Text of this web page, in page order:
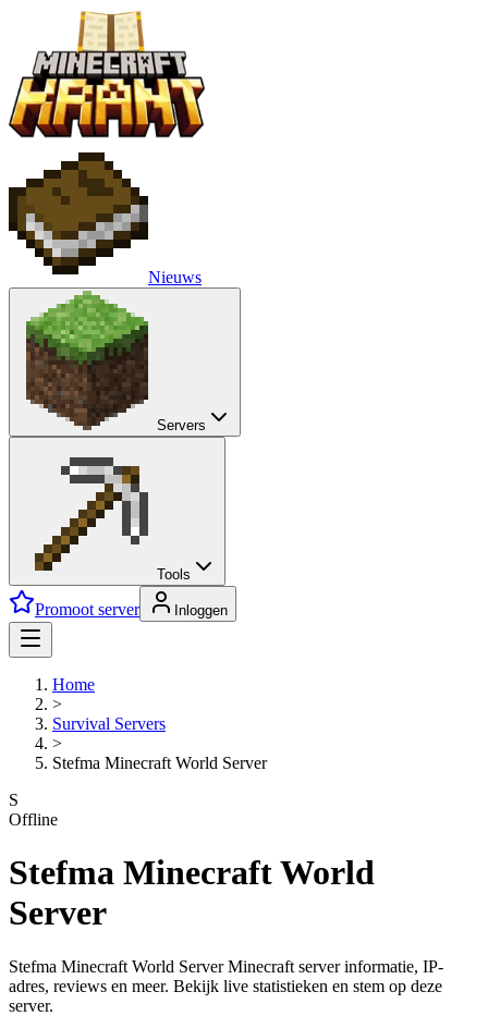
Nieuws
Servers
Tools
Promoot server Inloggen
Home
>
Survival Servers
>
Stefma Minecraft World Server
S
Offline
Stefma Minecraft World
Server
Stefma Minecraft World Server Minecraft server informatie, IP-
adres, reviews en meer. Bekijk live statistieken en stem op deze
server.